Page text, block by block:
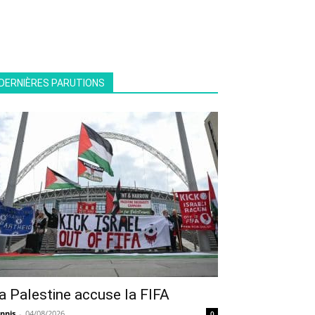
PARUTIONS
Palestine accuse la FIFA